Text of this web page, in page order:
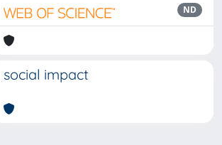
ND
social impact